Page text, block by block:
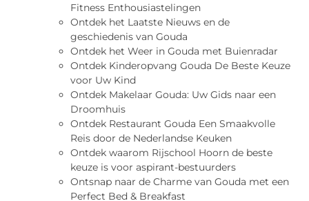
Fitness Enthousiastelingen
Ontdek het Laatste Nieuws en de
geschiedenis van Gouda
Ontdek het Weer in Gouda met Buienradar
Ontdek Kinderopvang Gouda De Beste Keuze
voor Uw Kind
Ontdek Makelaar Gouda: Uw Gids naar een
Droomhuis
Ontdek Restaurant Gouda Een Smaakvolle
Reis door de Nederlandse Keuken
Ontdek waarom Rijschool Hoorn de beste
keuze is voor aspirant-bestuurders
Ontsnap naar de Charme van Gouda met een
Perfect Bed & Breakfast